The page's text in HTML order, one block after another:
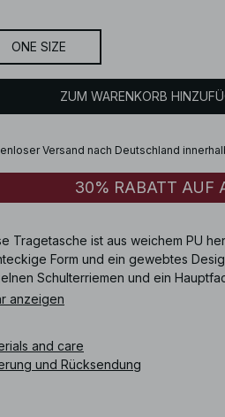
ONE SIZE
ZUM WARENKORB
Versand nach Deutschland
30% RABATT AUF
Tragetasche ist aus weichem PU
Form und ein gewebtes
Schulterriemen und ein
Maße: Höhe: 38 cm / 14.96 in.
:1100-007321-0017
anzeigen
and care
und Rücksendung